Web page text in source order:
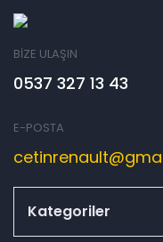
BİZE ULAŞIN
0537 327 13 43
E-POSTA
Kategoriler